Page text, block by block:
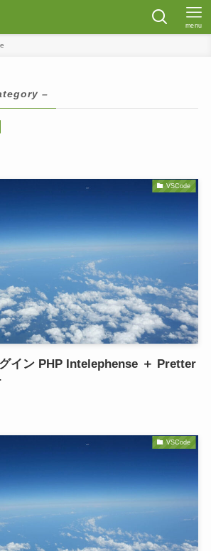
menu
–
VSCode
イン PHP Intelephense ＋ Pretter
VSCode